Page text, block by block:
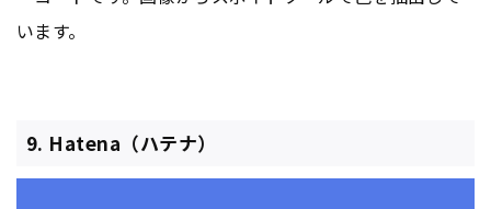
います。
9. Hatena（ハテナ）